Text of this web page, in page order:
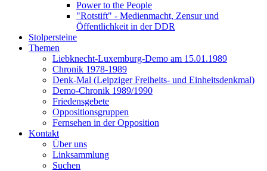
Power to the People
"Rotstift" - Medienmacht, Zensur und
Öffentlichkeit in der DDR
Stolpersteine
Themen
Liebknecht-Luxemburg-Demo am 15.01.1989
Chronik 1978-1989
Denk-Mal (Leipziger Freiheits- und Einheitsdenkmal)
Demo-Chronik 1989/1990
Friedensgebete
Oppositionsgruppen
Fernsehen in der Opposition
Kontakt
Über uns
Linksammlung
Suchen